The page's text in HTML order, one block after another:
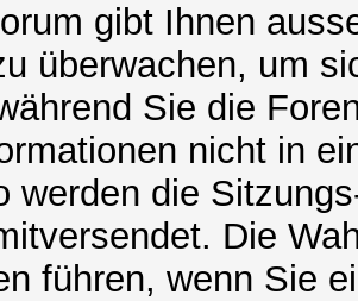
gibt Ihnen
überwachen, um
Sie die
nicht in
werden die
Die
führen, wenn Sie